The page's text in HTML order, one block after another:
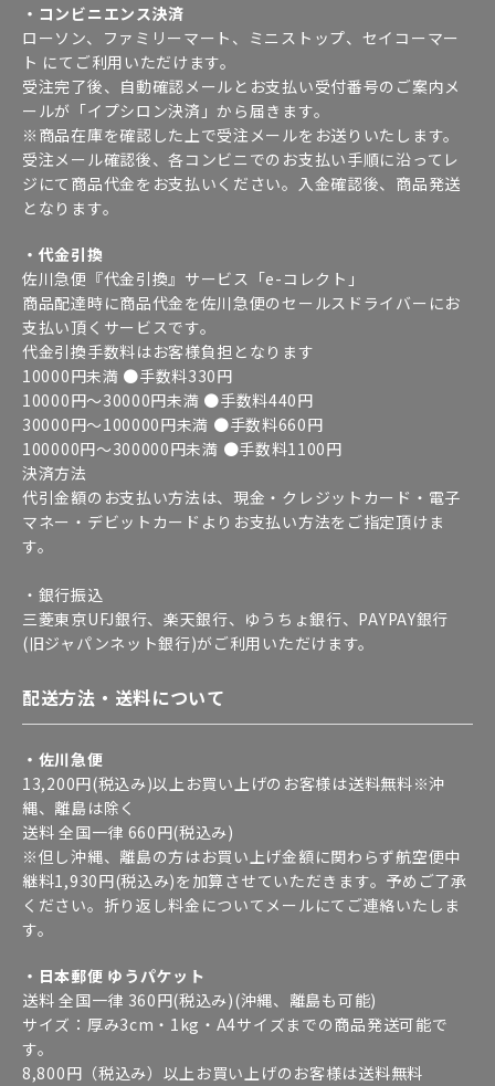
・コンビニエンス決済
ローソン、ファミリーマート、ミニストップ、セイコーマー
ト にてご利用いただけます。
受注完了後、自動確認メールとお支払い受付番号のご案内メ
ールが「イプシロン決済」から届きます。
※商品在庫を確認した上で受注メールをお送りいたします。
受注メール確認後、各コンビニでのお支払い手順に沿ってレ
ジにて商品代金をお支払いください。入金確認後、商品発送
となります。
・代金引換
佐川急便『代金引換』サービス「e-コレクト」
商品配達時に商品代金を佐川急便のセールスドライバーにお
支払い頂くサービスです。
代金引換手数料はお客様負担となります
10000円未満 ●手数料330円
10000円～30000円未満 ●手数料440円
30000円～100000円未満 ●手数料660円
100000円～300000円未満 ●手数料1100円
決済方法
代引金額のお支払い方法は、現金・クレジットカード・電子
マネー・デビットカードよりお支払い方法をご指定頂けま
す。
・銀行振込
三菱東京UFJ銀行、楽天銀行、ゆうちょ銀行、PAYPAY銀行
(旧ジャパンネット銀行)がご利用いただけます。
配送方法・送料について
・佐川急便
13,200円(税込み)以上お買い上げのお客様は送料無料※沖
縄、離島は除く
送料 全国一律 660円(税込み)
※但し沖縄、離島の方はお買い上げ金額に関わらず航空便中
継料1,930円(税込み)を加算させていただきます。予めご了承
ください。折り返し料金についてメールにてご連絡いたしま
す。
・日本郵便 ゆうパケット
送料 全国一律 360円(税込み)(沖縄、離島も可能)
サイズ：厚み3cm・1kg・A4サイズまでの商品発送可能で
す。
8,800円（税込み）以上お買い上げのお客様は送料無料